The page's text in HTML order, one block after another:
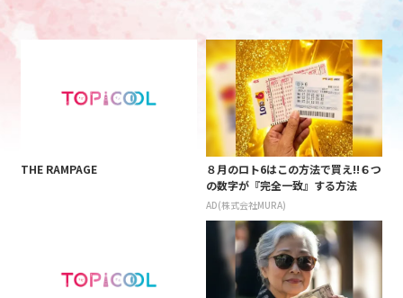
THE RAMPAGE
８月のロト6はこの方法で買え!!６つ
の数字が『完全一致』する方法
AD(株式会社MURA)